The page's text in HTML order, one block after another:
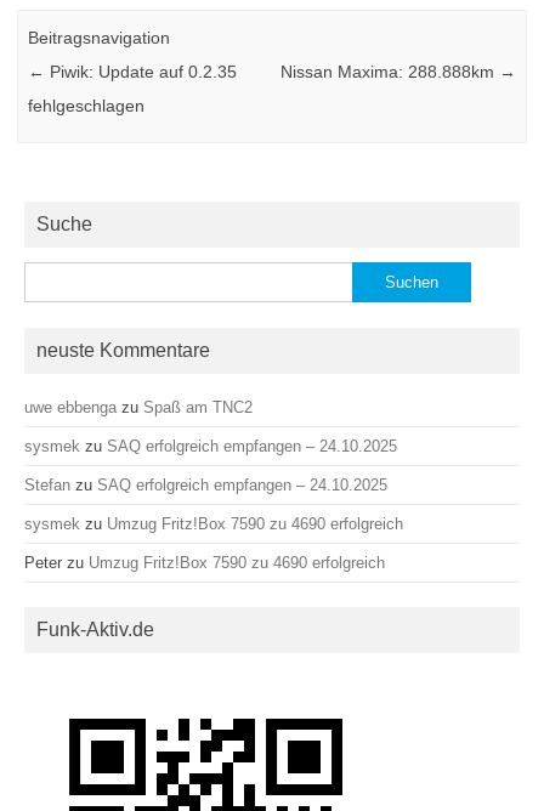
Beitragsnavigation
← Piwik: Update auf 0.2.35
fehlgeschlagen
Nissan Maxima: 288.888km →
Suche
nach:
neuste Kommentare
uwe ebbenga zu Spaß am TNC2
sysmek zu SAQ erfolgreich empfangen – 24.10.2025
Stefan zu SAQ erfolgreich empfangen – 24.10.2025
sysmek zu Umzug Fritz!Box 7590 zu 4690 erfolgreich
Peter zu Umzug Fritz!Box 7590 zu 4690 erfolgreich
Funk-Aktiv.de